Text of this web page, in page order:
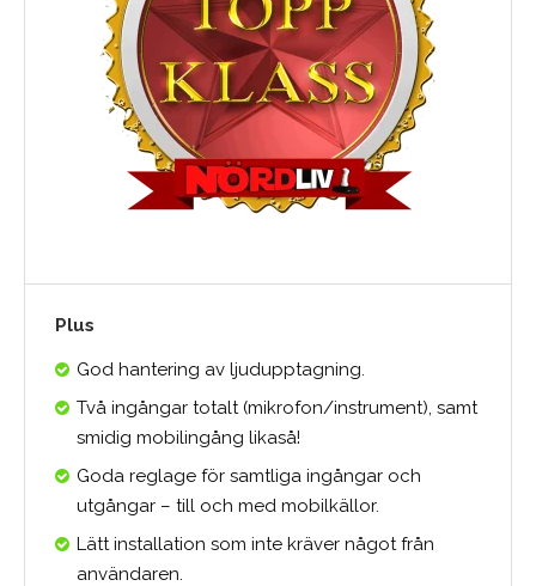
Plus
God hantering av ljudupptagning.
Två ingångar totalt (mikrofon/instrument), samt
smidig mobilingång likaså!
Goda reglage för samtliga ingångar och
utgångar – till och med mobilkällor.
Lätt installation som inte kräver något från
användaren.